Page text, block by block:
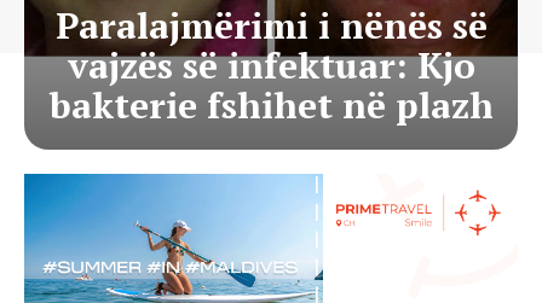
Paralajmërimi i nënës së
vajzës së infektuar: Kjo
bakterie fshihet në plazh